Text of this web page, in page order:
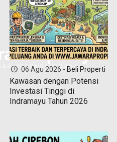
06 Agu 2026 - Beli Properti
Kawasan dengan Potensi
Investasi Tinggi di
Indramayu Tahun 2026